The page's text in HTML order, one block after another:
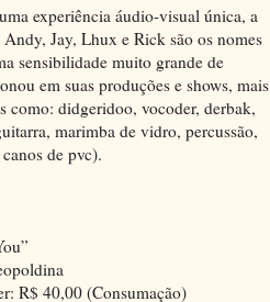
experiência áudio-visual única, a
Jay, Lhux e Rick são os nomes
sensibilidade muito grande de
em suas produções e shows, mais
como: didgeridoo, vocoder, derbak,
marimba de vidro, percussão,
de pvc).
R$ 40,00 (Consumação)